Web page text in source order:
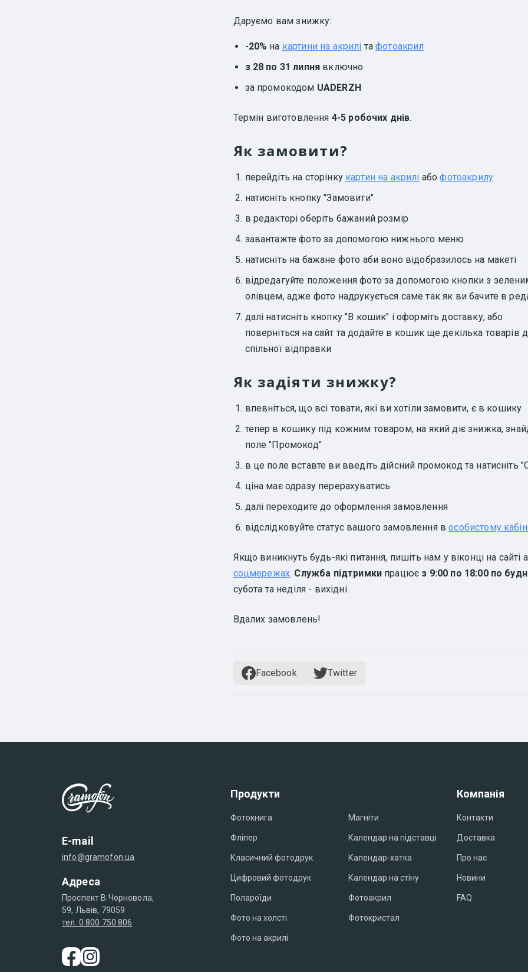
Даруємо вам знижку:
-20% на картини на акрилі тафотоакрил
з 28 по 31 липня включно
за промокодом UADERZH
Термін виготовлення 4-5 робочих днів.
Як замовити?
перейдіть на сторінку картин на акрилі абофотоакрилу
натисніть кнопку "Замовити"
в редакторі оберіть бажаний розмір
завантажте фото за допомогою нижнього меню
натисніть на бажане фото аби воно відобразилось на макеті
відредагуйте положення фото за допомогою кнопки з
олівцем, адже фото надрукується саме так як ви бачите в
далі натисніть кнопку "В кошик" і оформіть доставку, або
поверніться на сайт та додайте в кошик ще декілька товарів
спільної відправки
Як задіяти знижку?
впевніться, що всі товати, які ви хотіли замовити, є в кошику
тепер в кошику під кожним товаром, на який діє знижка,
поле "Промокод"
в це поле вставте ви введіть дійсний промокод та натисніть
ціна має одразу перерахуватись
далі переходите до оформлення замовлення
відслідковуйте статус вашого замовлення вособистому
Якщо виникнуть будь-які питання, пишіть нам у віконці на сайті
соцмережах. Служба підтримки працює з 9:00 по 18:00 по
субота та неділя - вихідні.
Вдалих замовлень!
Facebook Twitter
E-mail
info@gramofon.ua
Адреса
Проспект В.Чорновола,
59, Львів, 79059
тел. 0 800 750 806
Продукти
Фотокнига
Фліпер
Класичний фотодрук
Цифровий фотодрук
Полароїди
Фото на холсті
Фото на акрилі
Магніти
Календар на підставці
Календар-хатка
Календар на стіну
Фотоакрил
Фотокристал
Компанія
Контакти
Доставка
Про нас
Новини
FAQ